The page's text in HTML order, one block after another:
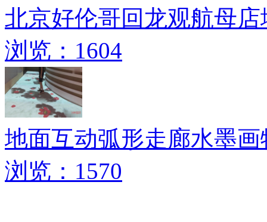
北京好伦哥回龙观航母
浏览：1604
地面互动弧形走廊水墨画
浏览：1570